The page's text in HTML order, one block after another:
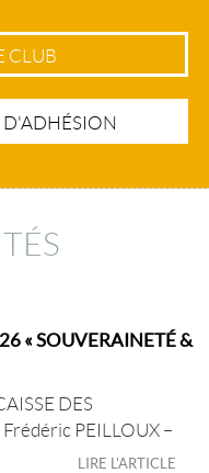
CLUB
D'ADHÉSION
« SOUVERAINETÉ &
DES
PEILLOUX –
LIRE L'ARTICLE